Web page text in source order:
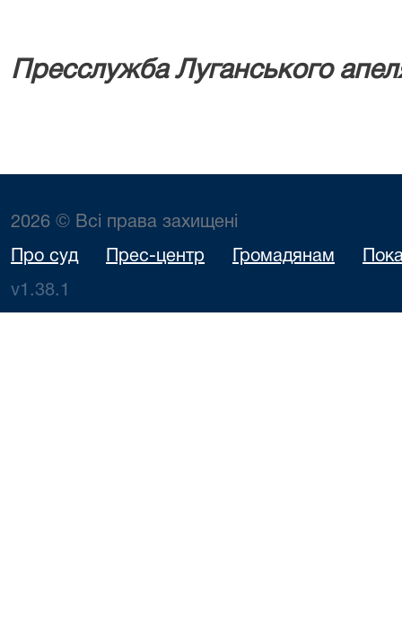
Пресслужба Луганського
2026 © Всі права захищені
Про суд Прес-центр Громадянам
v1.38.1